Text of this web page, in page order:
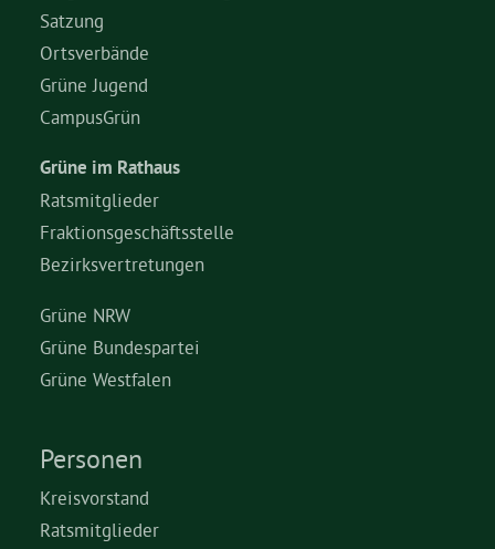
Satzung
Ortsverbände
Grüne Jugend
CampusGrün
Grüne im Rathaus
Ratsmitglieder
Fraktionsgeschäftsstelle
Bezirksvertretungen
Grüne NRW
Grüne Bundespartei
Grüne Westfalen
Personen
Kreisvorstand
Ratsmitglieder